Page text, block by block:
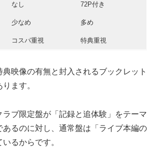
なし 72P付き
少なめ 多め
コスパ重視 特典重視
映像の有無と封入されるブックレット
ます。
ラブ限定盤が「記録と追体験」をテーマ
あるのに対し、通常盤は「ライブ本編の
るからです。